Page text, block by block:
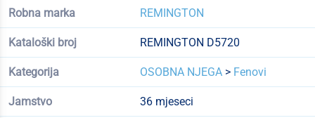
Robna marka REMINGTON
Kataloški broj REMINGTON D5720
Kategorija OSOBNA NJEGA> Fenovi
Jamstvo 36 mjeseci